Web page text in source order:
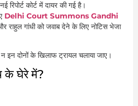
रिपोर्ट कोर्ट में दायर की गई है।
Delhi Court Summons Gandhi
राहुल गांधी को जवाब देने के लिए नोटिस भेजा
न इन दोनों के खिलाफ ट्रायल चलाया जाए।
के घेरे में?